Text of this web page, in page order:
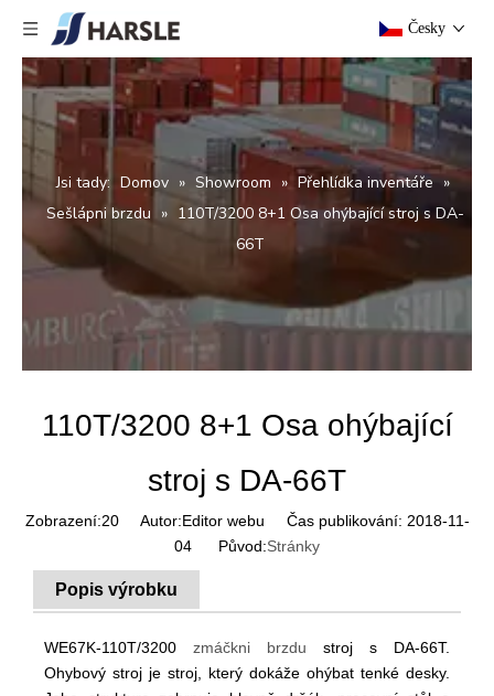
Česky
Jsi tady: Domov » Showroom » Přehlídka inventáře »
Sešlápni brzdu » 110T/3200 8+1 Osa ohýbající stroj s DA-
66T
110T/3200 8+1 Osa ohýbající
stroj s DA-66T
Zobrazení:20Autor:Editor webu Čas publikování: 2018-11-
04 Původ:Stránky
Popis výrobku
WE67K-110T/3200 zmáčkni brzdu stroj s DA-66T.
Ohybový stroj je stroj, který dokáže ohýbat tenké desky.